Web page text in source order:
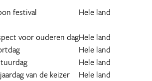
festival
Hele land
voor ouderen dagHele land
Hele land
Hele land
van de keizer Hele land